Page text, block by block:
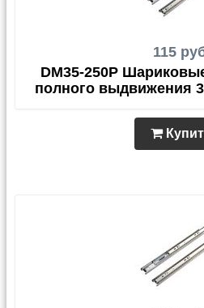
115
DM35-250P
полного выдвижения